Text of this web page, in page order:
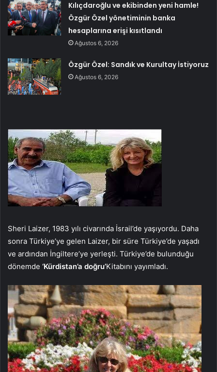
Kılıçdaroğlu ve ekibinden yeni hamle!
Özgür Özel yönetiminin banka
hesaplarına erişi kısıtlandı
Ağustos 6, 2026
Özgür Özel: Sandık ve Kurultay İstiyoruz
Ağustos 6, 2026
Sheri Laizer, 1983 yılı civarında İsrail’de yaşıyordu. Daha
sonra Türkiye’ye gelen Laizer, bir süre Türkiye’de yaşadı
ve ardından İngiltere’ye yerleşti. Türkiye’de bulunduğu
dönemde ‘Kürdistan’a doğru’Kitabını yayımladı.